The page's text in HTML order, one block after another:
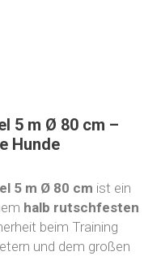
5 m Ø 80 cm –
Hunde
5 m Ø 80 cm ist ein
halb rutschfesten
beim Training
und dem großen